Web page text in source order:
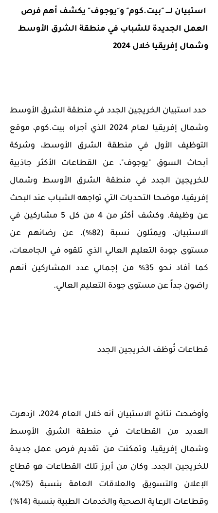
استبيان لــــ "بيت.كوم" و"يوجوف" يكشف أهم فرص
العمل الجديدة للشباب في منطقة الشرق الأوسط
وشمال إفريقيا خلال 2024
حدد استبيان الخريجين الجدد في منطقة الشرق الأوسط
وشمال إفريقيا لعام 2024 الذي أجراه بيت.كوم، موقع
التوظيف الأول في منطقة الشرق الأوسط، وشركة
أبحاث السوق "يوجوف"، عن القطاعات الأكثر جاذبية
للخريجين الجدد في منطقة الشرق الأوسط وشمال
إفريقيا، موضحا التحديات التي تواجهه الشباب عند البحث
عن وظيفة. وكشف أكثر من 4 من كل 5 مشاركين في
الاستبيان، ويمثلون نسبة (82%)، عن رضائهم عن
مستوى جودة التعليم العالي الذي تلقوه في الجامعات،
كما أفاد نحو 35% من إجمالي عدد المشاركين أنهم
راضون جداً عن مستوى جودة التعليم العالي.
قطاعات تُوظف الخريجين الجدد
وأوضحت نتائج الاستبيان أنه خلال العام 2024، ازدهرت
العديد من القطاعات في منطقة الشرق الأوسط
وشمال إفريقيا، وتمكنت من تقديم فرص عمل جديدة
للخريجين الجدد. وكان من أبرز تلك القطاعات هو قطاع
الإعلان والتسويق والعلاقات العامة بنسبة (25%)،
وقطاعات الرعاية الصحية والخدمات الطبية بنسبة (14%)